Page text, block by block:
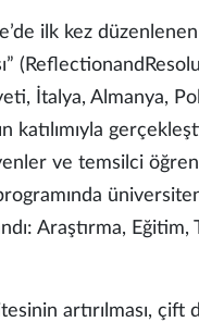
ilk kez
İtalya, Almanya,
katılımıyla
ve temsilci
Araştırma, Eğitim,
artırılması, çift